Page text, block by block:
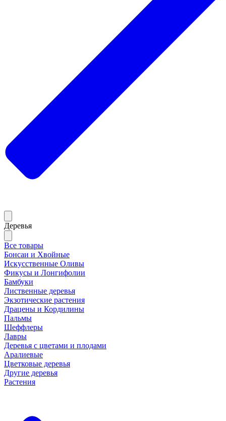
Деревья
Все товары
Бонсаи и Хвойные
Искусственные Оливы
Фикусы и Лонгифолии
Бамбуки
Лиственные деревья
Экзотические растения
Драцены и Кордилины
Пальмы
Шеффлеры
Лавры
Деревья с цветами и плодами
Аралиевые
Цветковые деревья
Другие деревья
Растения